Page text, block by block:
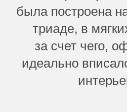
была построена
триаде, в
за счет чего,
идеально